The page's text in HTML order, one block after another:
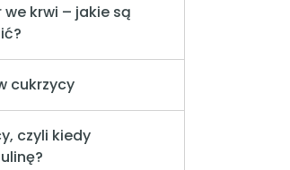
krwi – jakie są
cukrzycy
czyli kiedy